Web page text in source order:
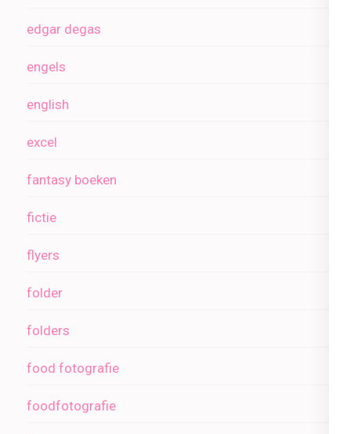
edgar degas
engels
english
excel
fantasy boeken
fictie
flyers
folder
folders
food fotografie
foodfotografie